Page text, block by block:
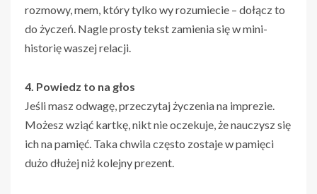
rozmowy, mem, który tylko wy rozumiecie – dołącz to
do życzeń. Nagle prosty tekst zamienia się w mini-
historię waszej relacji.
4. Powiedz to na głos
Jeśli masz odwagę, przeczytaj życzenia na imprezie.
Możesz wziąć kartkę, nikt nie oczekuje, że nauczysz się
ich na pamięć. Taka chwila często zostaje w pamięci
dużo dłużej niż kolejny prezent.